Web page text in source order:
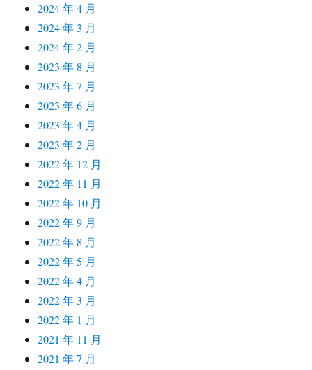
2024 年 4 月
2024 年 3 月
2024 年 2 月
2023 年 8 月
2023 年 7 月
2023 年 6 月
2023 年 4 月
2023 年 2 月
2022 年 12 月
2022 年 11 月
2022 年 10 月
2022 年 9 月
2022 年 8 月
2022 年 5 月
2022 年 4 月
2022 年 3 月
2022 年 1 月
2021 年 11 月
2021 年 7 月